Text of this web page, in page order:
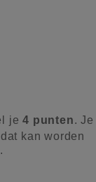
je4 punten. Je
dat kan worden
.